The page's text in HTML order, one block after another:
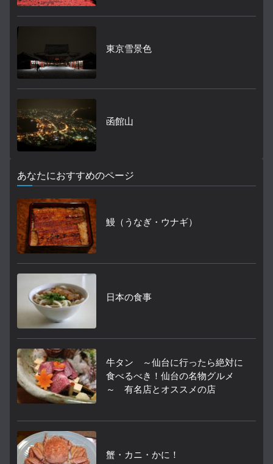
東京雪景色
函館山
あなたにおすすめのページ
鰻（うなぎ・ウナギ）
日本の食事
牛タン ～仙台に行ったら絶対に
食べるべき！仙台の名物グルメ
～ 有名店とオススメの店
蟹・カニ・かに！